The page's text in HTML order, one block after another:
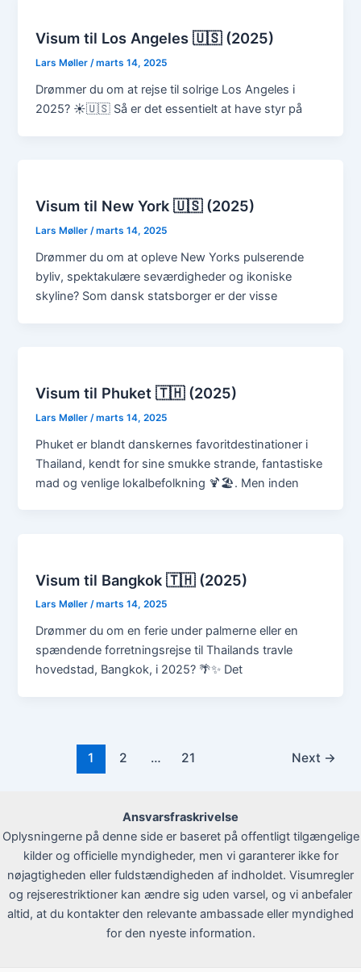
Visum til Los Angeles 🇺🇸 (2025)
Lars Møller/marts 14, 2025
Drømmer du om at rejse til solrige Los Angeles i
2025? ☀️🇺🇸 Så er det essentielt at have styr på
Visum til New York 🇺🇸 (2025)
Lars Møller/marts 14, 2025
Drømmer du om at opleve New Yorks pulserende
byliv, spektakulære seværdigheder og ikoniske
skyline? Som dansk statsborger er der visse
Visum til Phuket 🇹🇭 (2025)
Lars Møller /marts 14, 2025
Phuket er blandt danskernes favoritdestinationer i
Thailand, kendt for sine smukke strande, fantastiske
mad og venlige lokalbefolkning 🍹🏖️. Men inden
Visum til Bangkok 🇹🇭 (2025)
Lars Møller/marts 14, 2025
Drømmer du om en ferie under palmerne eller en
spændende forretningsrejse til Thailands travle
hovedstad, Bangkok, i 2025? 🌴✨ Det
1 2 … 21 Next →
Ansvarsfraskrivelse
Oplysningerne på denne side er baseret på offentligt tilgængelige
kilder og officielle myndigheder, men vi garanterer ikke for
nøjagtigheden eller fuldstændigheden af indholdet. Visumregler
og rejserestriktioner kan ændre sig uden varsel, og vi anbefaler
altid, at du kontakter den relevante ambassade eller myndighed
for den nyeste information.